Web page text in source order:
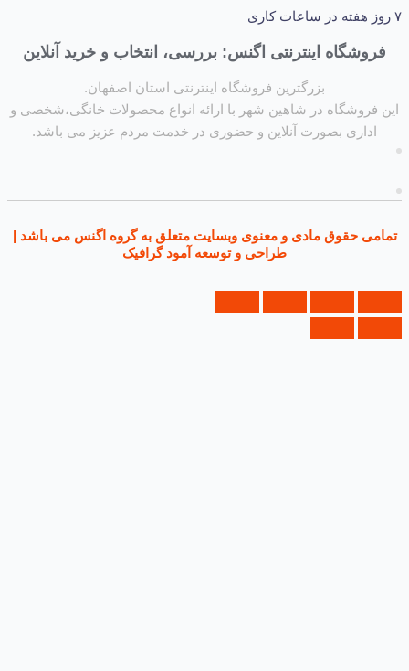
اینترنتی اگنس: بررسی، انتخاب و خرید آنلاین
بزرگترین فروشگاه اینترنتی استان اصفهان.
در شاهین شهر با ارائه انواع محصولات خانگی،شخصی و
بصورت آنلاین و حضوری در خدمت مردم عزیز می باشد.
حقوق مادی و معنوی وبسایت متعلق به گروه اگنس می باشد |
طراحی و توسعه آمود گرافیک